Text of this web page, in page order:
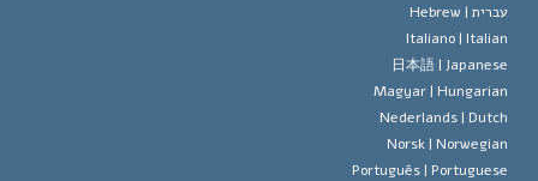
|
Hebrew
Italiano |
日本語 |
Magyar |
Nederlands |
Norsk |
Português |